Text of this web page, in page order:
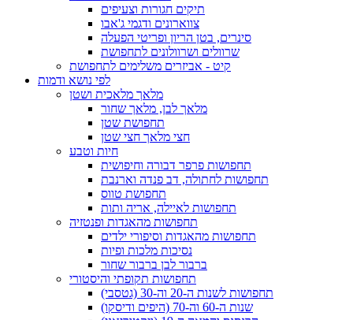
תיקים חגורות וצעיפים
צווארונים ודגמי ג'אבו
סינרים, בטן הריון ופריטי הפעלה
שרוולים ושרוולונים לתחפושת
קיט - אביזרים משלימים לתחפושת
לפי נושא ודמות
מלאך מלאכית ושטן
מלאך לבן, מלאך שחור
תחפושת שטן
חצי מלאך חצי שטן
חיות וטבע
תחפושות פרפר דבורה וחיפושית
תחפושות לחתולה, דב פנדה וארנבת
תחפושת טווס
תחפושות לאיילה, אריה ותות
תחפושות מהאגדות ופנטזיה
תחפושות מהאגדות וסיפורי ילדים
נסיכות מלכות ופיות
ברבור לבן ברבור שחור
תחפושות תקופתי והיסטורי
תחפושות לשנות ה-20 וה-30 (גטסבי)
שנות ה-60 וה-70 (היפים ודיסקו)